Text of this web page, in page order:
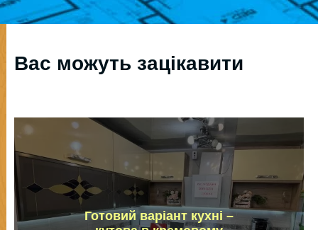
Вас можуть зацікавити
Готовий варіант кухні –